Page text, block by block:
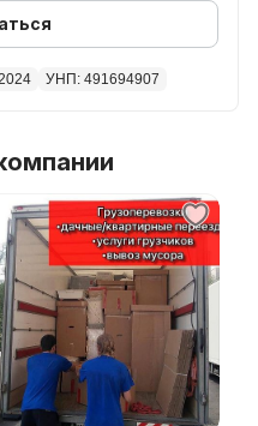
каждый день. Квартиры
УНП: 491694907